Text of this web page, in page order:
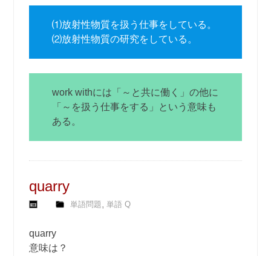
⑴放射性物質を扱う仕事をしている。
⑵放射性物質の研究をしている。
work withには「～と共に働く」の他に
「～を扱う仕事をする」という意味も
ある。
quarry
単語問題,単語 Q
quarry
意味は？